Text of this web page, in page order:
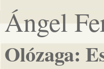
Ángel
Olózaga: